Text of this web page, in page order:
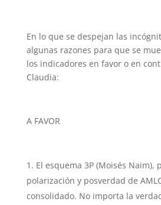
En lo que se despejan las
algunas razones para que se
los indicadores en favor o en
Claudia:
A FAVOR
El esquema 3P (Moisés Naim),
polarización y posverdad de
consolidado. No importa la